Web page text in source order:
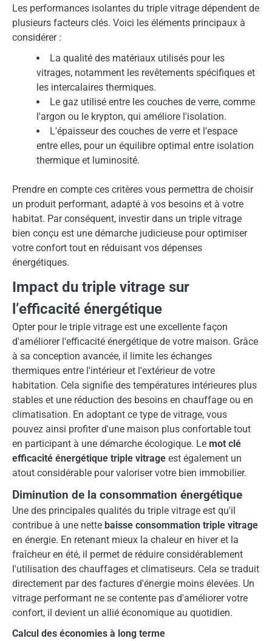
Les performances isolantes du triple vitrage dépendent de
plusieurs facteurs clés. Voici les éléments principaux à
considérer :
La qualité des matériaux utilisés pour les
vitrages, notamment les revêtements spécifiques et
les intercalaires thermiques.
Le gaz utilisé entre les couches de verre, comme
l'argon ou le krypton, qui améliore l'isolation.
L'épaisseur des couches de verre et l'espace
entre elles, pour un équilibre optimal entre isolation
thermique et luminosité.
Prendre en compte ces critères vous permettra de choisir
un produit performant, adapté à vos besoins et à votre
habitat. Par conséquent, investir dans un triple vitrage
bien conçu est une démarche judicieuse pour optimiser
votre confort tout en réduisant vos dépenses
énergétiques.
Impact du triple vitrage sur
l’efficacité énergétique
Opter pour le triple vitrage est une excellente façon
d'améliorer l'efficacité énergétique de votre maison. Grâce
à sa conception avancée, il limite les échanges
thermiques entre l'intérieur et l'extérieur de votre
habitation. Cela signifie des températures intérieures plus
stables et une réduction des besoins en chauffage ou en
climatisation. En adoptant ce type de vitrage, vous
pouvez ainsi profiter d'une maison plus confortable tout
en participant à une démarche écologique. Le mot clé
efficacité énergétique triple vitrage est également un
atout considérable pour valoriser votre bien immobilier.
Diminution de la consommation énergétique
Une des principales qualités du triple vitrage est qu'il
contribue à une nette baisse consommation triple vitrage
en énergie. En retenant mieux la chaleur en hiver et la
fraîcheur en été, il permet de réduire considérablement
l'utilisation des chauffages et climatiseurs. Cela se traduit
directement par des factures d'énergie moins élevées. Un
vitrage performant ne se contente pas d'améliorer votre
confort, il devient un allié économique au quotidien.
Calcul des économies à long terme